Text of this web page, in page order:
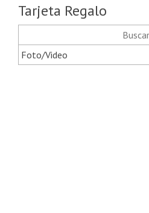
Tarjeta Regalo